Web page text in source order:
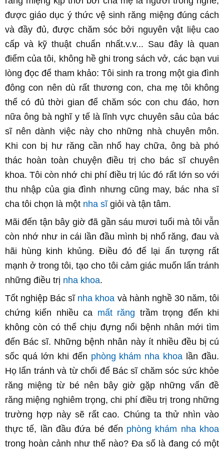
được giáo dục ý thức vệ sinh răng miệng đúng cách
và đầy đủ, được chăm sóc bởi nguyên vật liệu cao
cấp và kỹ thuật chuẩn nhất.v.v... Sau đây là quan
điểm của tôi, không hề ghi trong sách vở, các bạn vui
lòng đọc để tham khảo: Tôi sinh ra trong một gia đình
đông con nên dù rất thương con, cha mẹ tôi không
thể có đủ thời gian để chăm sóc con chu đáo, hơn
nữa ông bà nghĩ y tế là lĩnh vực chuyên sâu của bác
sĩ nên dành việc này cho những nhà chuyên môn.
Khi con bị hư răng cần nhổ hay chữa, ông bà phó
thác hoàn toàn chuyện điều trị cho bác sĩ chuyên
khoa. Tôi còn nhớ chi phí điều trị lúc đó rất lớn so với
thu nhập của gia đình nhưng cũng may, bác nha sĩ
cha tôi chọn là một nha sĩ giỏi và tận tâm.
Mãi đến tận bây giờ đã gần sáu mươi tuổi mà tôi vẫn
còn nhớ như in cái lần đầu mình bị nhổ răng, đau và
hãi hùng kinh khủng. Điều đó để lại ấn tượng rất
mạnh ở trong tôi, tạo cho tôi cảm giác muốn lẩn tránh
những điều trị nha khoa.
Tốt nghiệp Bác sĩ nha khoa và hành nghề 30 năm, tôi
chứng kiến nhiều ca mất răng trầm trọng đến khi
không còn có thể chịu đựng nổi bệnh nhân mới tìm
đến Bác sĩ. Những bệnh nhân này ít nhiều đều bị cú
sốc quá lớn khi đến phòng khám nha khoa lần đầu.
Họ lẩn tránh và từ chối để Bác sĩ chăm sóc sức khỏe
răng miệng từ bé nên bây giờ gặp những vấn đề
răng miệng nghiêm trọng, chi phí điều trị trong những
trường hợp này sẽ rất cao. Chúng ta thử nhìn vào
thực tế, lần đầu đứa bé đến phòng khám nha khoa
trong hoàn cảnh như thế nào? Đa số là đang có một